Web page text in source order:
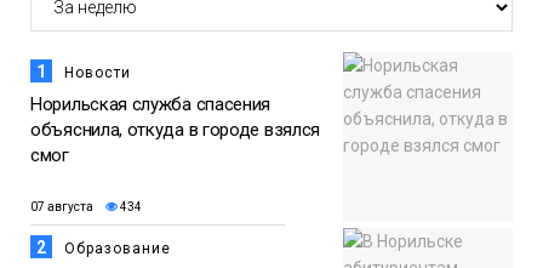
Общество
1 Новости
Норильская служба спасения
объяснила, откуда в городе взялся
смог
07 августа 434
2 Образование